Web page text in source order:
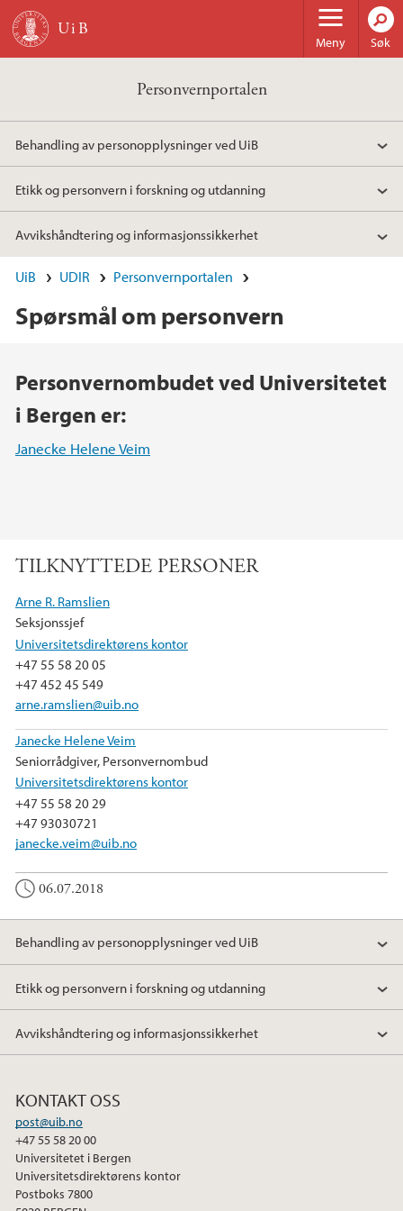
Hopp til hovedinnhold
Meny Søk
Personvernportalen
Behandling av personopplysninger ved UiB
Etikk og personvern i forskning og utdanning
Avvikshåndtering og informasjonssikkerhet
UiB UDIR Personvernportalen
Spørsmål om personvern
Personvernombudet ved Universitetet
i Bergen er:
Janecke Helene Veim
TILKNYTTEDE PERSONER
Arne R. Ramslien
Seksjonssjef
Universitetsdirektørens kontor
+47 55 58 20 05
+47 452 45 549
arne.ramslien@uib.no
Janecke Helene Veim
Seniorrådgiver, Personvernombud
Universitetsdirektørens kontor
+47 55 58 20 29
+47 93030721
janecke.veim@uib.no
06.07.2018
Behandling av personopplysninger ved UiB
Etikk og personvern i forskning og utdanning
Avvikshåndtering og informasjonssikkerhet
KONTAKT OSS
post@uib.no
+47 55 58 20 00
Universitetet i Bergen
Universitetsdirektørens kontor
Postboks 7800